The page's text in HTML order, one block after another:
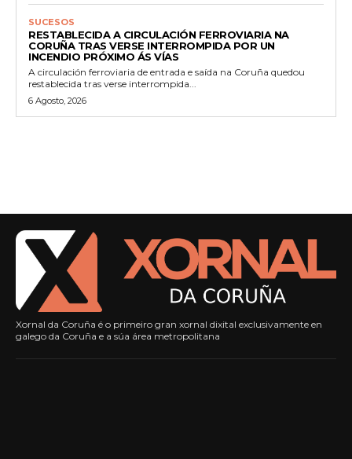
SUCESOS
RESTABLECIDA A CIRCULACIÓN FERROVIARIA NA
CORUÑA TRAS VERSE INTERROMPIDA POR UN
INCENDIO PRÓXIMO ÁS VÍAS
A circulación ferroviaria de entrada e saída na Coruña quedou
restablecida tras verse interrompida...
6 Agosto, 2026
Xornal da Coruña é o primeiro gran xornal dixital exclusivamente en
galego da Coruña e a súa área metropolitana